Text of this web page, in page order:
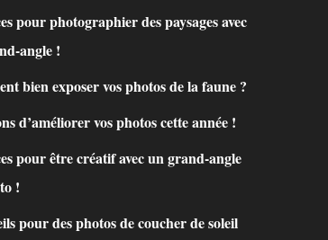
pour photographier des paysages avec
angle !
bien exposer vos photos de la faune ?
d’améliorer vos photos cette année !
pour être créatif avec un grand-angle
!
pour des photos de coucher de soleil